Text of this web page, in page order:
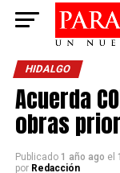
HIDALGO
Acuerda
obras
Publicado 1 año ago el
por Redacción